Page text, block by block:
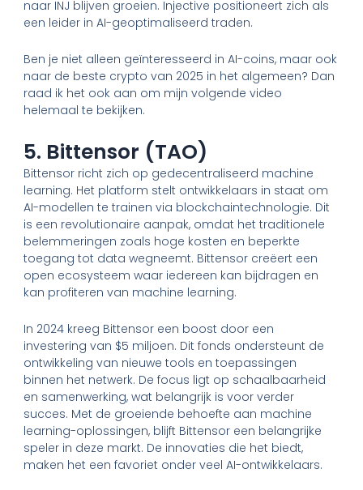
naar INJ blijven groeien. Injective positioneert zich als
een leider in AI-geoptimaliseerd traden.
Ben je niet alleen geïnteresseerd in AI-coins, maar ook
naar de beste crypto van 2025 in het algemeen? Dan
raad ik het ook aan om mijn volgende video
helemaal te bekijken.
5. Bittensor (TAO)
Bittensor richt zich op gedecentraliseerd machine
learning. Het platform stelt ontwikkelaars in staat om
AI-modellen te trainen via blockchaintechnologie. Dit
is een revolutionaire aanpak, omdat het traditionele
belemmeringen zoals hoge kosten en beperkte
toegang tot data wegneemt. Bittensor creëert een
open ecosysteem waar iedereen kan bijdragen en
kan profiteren van machine learning.
In 2024 kreeg Bittensor een boost door een
investering van $5 miljoen. Dit fonds ondersteunt de
ontwikkeling van nieuwe tools en toepassingen
binnen het netwerk. De focus ligt op schaalbaarheid
en samenwerking, wat belangrijk is voor verder
succes. Met de groeiende behoefte aan machine
learning-oplossingen, blijft Bittensor een belangrijke
speler in deze markt. De innovaties die het biedt,
maken het een favoriet onder veel AI-ontwikkelaars.